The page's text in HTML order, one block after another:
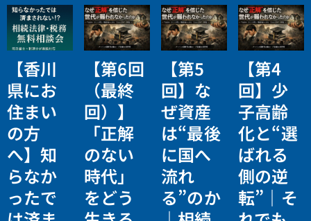
【香川
県にお
住まい
の方
へ】知
らなか
ったで
【第6回
（最終
回）】
「正解
のない
時代」
をどう
【第5
回】な
ぜ資産
は“最後
に国へ
流れ
る”のか
【第4
回】少
子高齢
化と“選
ばれる
側の逆
転”｜そ